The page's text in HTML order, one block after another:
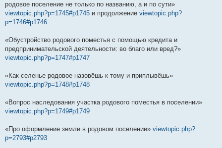
родовое поселение не только по названию, а и по сути»
viewtopic.php?p=1745#p1745 и продолжение viewtopic.php?
p=1746#p1746
«Обустройство родового поместья с помощью кредита и
предпринимательской деятельности: во благо или вред?»
viewtopic.php?p=1747#p1747
«Как селенье родовое назовёшь к тому и приплывёшь»
viewtopic.php?p=1748#p1748
«Вопрос наследования участка родового поместья в поселении»
viewtopic.php?p=1749#p1749
«Про оформление земли в родовом поселении» viewtopic.php?
p=2793#p2793